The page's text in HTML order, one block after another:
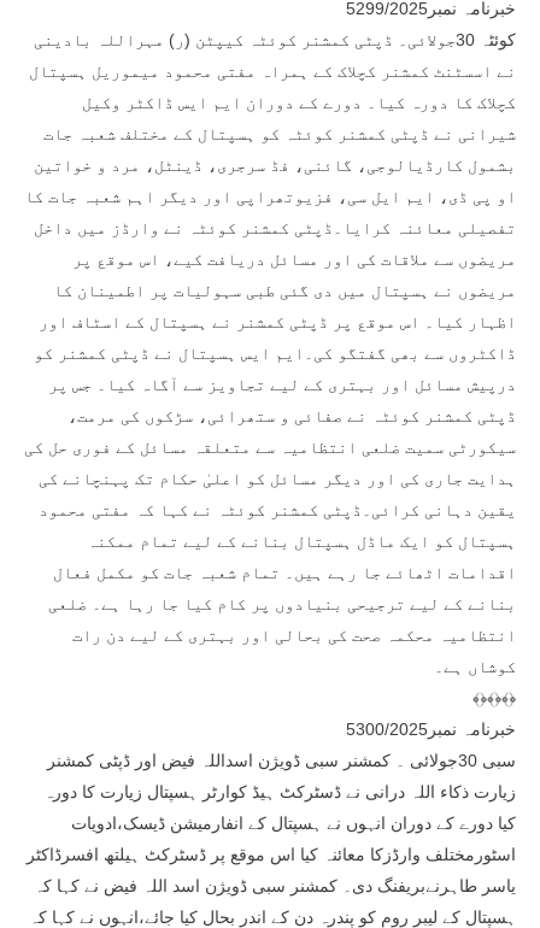
خبرنامہ نمبر5299/2025
کوئٹہ 30جولائی۔ ڈپٹی کمشنر کوئٹہ کیپٹن (ر) مہراللہ بادینی
نے اسسٹنٹ کمشنر کچلاک کے ہمراہ مفتی محمود میموریل ہسپتال
کچلاک کا دورہ کیا۔ دورے کے دوران ایم ایس ڈاکٹر وکیل
شیرانی نے ڈپٹی کمشنر کوئٹہ کو ہسپتال کے مختلف شعبہ جات
بشمول کارڈیالوجی، گائنی، فڈ سرجری، ڈینٹل، مرد و خواتین
او پی ڈی، ایم ایل سی، فزیوتھراپی اور دیگر اہم شعبہ جات کا
تفصیلی معائنہ کرایا۔ڈپٹی کمشنر کوئٹہ نے وارڈز میں داخل
مریضوں سے ملاقات کی اور مسائل دریافت کیے، اس موقع پر
مریضوں نے ہسپتال میں دی گئی طبی سہولیات پر اطمینان کا
اظہار کیا۔ اس موقع پر ڈپٹی کمشنر نے ہسپتال کے اسٹاف اور
ڈاکٹروں سے بھی گفتگو کی۔ایم ایس ہسپتال نے ڈپٹی کمشنر کو
درپیش مسائل اور بہتری کے لیے تجاویز سے آگاہ کیا۔ جس پر
ڈپٹی کمشنر کوئٹہ نے صفائی و ستھرائی، سڑکوں کی مرمت،
سیکورٹی سمیت ضلعی انتظامیہ سے متعلقہ مسائل کے فوری حل کی
ہدایت جاری کی اور دیگر مسائل کو اعلیٰ حکام تک پہنچانے کی
یقین دہانی کرائی۔ڈپٹی کمشنر کوئٹہ نے کہا کہ مفتی محمود
ہسپتال کو ایک ماڈل ہسپتال بنانے کے لیے تمام ممکنہ
اقدامات اٹھائے جا رہے ہیں۔ تمام شعبہ جات کو مکمل فعال
بنانے کے لیے ترجیحی بنیادوں پر کام کیا جا رہا ہے۔ ضلعی
انتظامیہ محکمہ صحت کی بحالی اور بہتری کے لیے دن رات
کوشاں ہے۔
﴾﴿﴾﴿﴾﴿
خبرنامہ نمبر5300/2025
سبی 30جولائی ۔ کمشنر سبی ڈویژن اسداللہ فیض اور ڈپٹی کمشنر
زیارت ذکاء اللہ درانی نے ڈسٹرکٹ ہیڈ کوارٹر ہسپتال زیارت کا دورہ
کیا دورے کے دوران انہوں نے ہسپتال کے انفارمیشن ڈیسک،ادویات
اسٹورمختلف وارڈزکا معائنہ کیا اس موقع پر ڈسٹرکٹ ہیلتھ افسرڈاکٹر
یاسر طاہرنےبریفنگ دی۔ کمشنر سبی ڈویژن اسد اللہ فیض نے کہا کہ
ہسپتال کے لیبر روم کو پندرہ دن کے اندر بحال کیا جائے،انہوں نے کہا کہ